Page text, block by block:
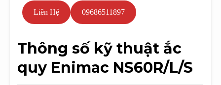
Liên Hệ 09686511897
Thông số kỹ thuật ắc
quy Enimac NS60R/L/S